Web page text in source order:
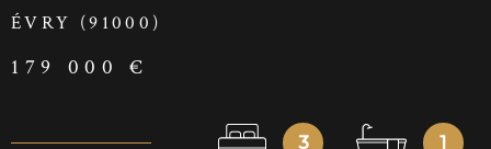
ÉVRY (91000)
179 000 €
3 1